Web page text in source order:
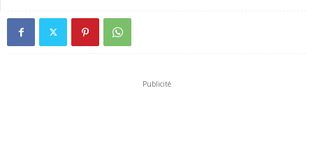
Publicité